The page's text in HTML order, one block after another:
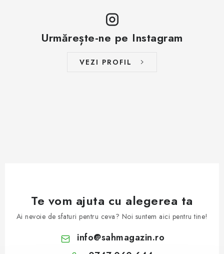
Urmărește-ne pe Instagram
VEZI PROFIL
Te vom ajuta cu alegerea ta
Ai nevoie de sfaturi pentru ceva? Noi suntem aici pentru tine!
info@sahmagazin.ro